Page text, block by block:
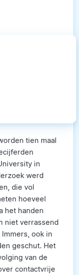
tien maal
in
werd
die vol
hoeveel
het handen
niet verrassend
ook in
geschut. Het
van de
contactvrije